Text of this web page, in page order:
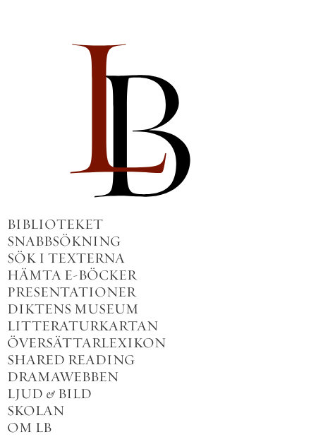
BIBLIOTEKET
SNABBSÖKNING
SÖK I TEXTERNA
HÄMTA E-BÖCKER
PRESENTATIONER
DIKTENS MUSEUM
LITTERATURKARTAN
ÖVERSÄTTARLEXIKON
SHARED READING
DRAMAWEBBEN
LJUD & BILD
SKOLAN
OM LB